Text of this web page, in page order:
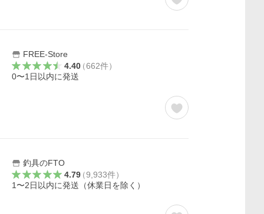
FREE-Store
4.40（662件）
0〜1日以内に発送
釣具のFTO
4.79（9,933件）
1〜2日以内に発送（休業日を除く）